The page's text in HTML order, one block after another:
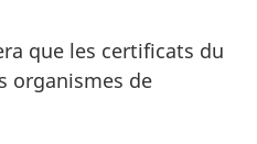
que les certificats du
organismes de